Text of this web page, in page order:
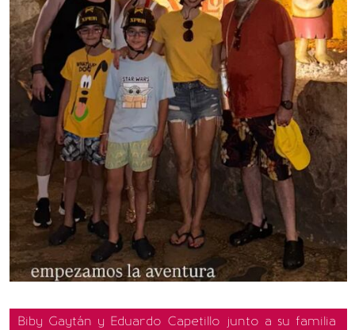
Biby Gaytán y Eduardo Capetillo junto a su familia